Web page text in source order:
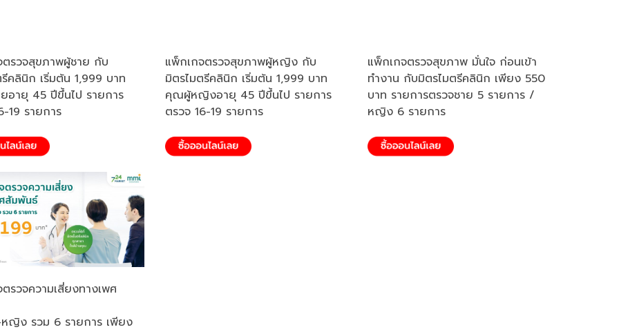
รวจสุขภาพผู้ชาย กับ
คลินิก เริ่มต้น 1,999 บาท
อายุ 45 ปีขึ้นไป รายการ
19 รายการ
แพ็กเกจตรวจสุขภาพผู้หญิง กับ
มิตรไมตรีคลินิก เริ่มต้น 1,999 บาท
คุณผู้หญิงอายุ 45 ปีขึ้นไป รายการ
ตรวจ 16-19 รายการ
แพ็กเกจตรวจสุขภาพ มั่นใจ ก่อนเข้า
ทำงาน กับมิตรไมตรีคลินิก เพียง 550
บาท รายการตรวจชาย 5 รายการ /
หญิง 6 รายการ
รวจความเสี่ยงทางเพศ
ญิง รวม 6 รายการ เพียง